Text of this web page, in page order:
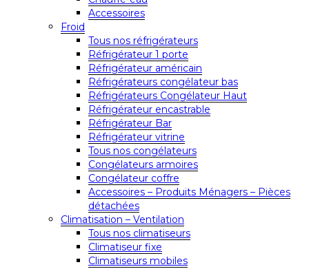
Accessoires
Froid
Tous nos réfrigérateurs
Réfrigérateur 1 porte
Réfrigérateur américain
Réfrigérateurs congélateur bas
Réfrigérateurs Congélateur Haut
Réfrigérateur encastrable
Réfrigérateur Bar
Réfrigérateur vitrine
Tous nos congélateurs
Congélateurs armoires
Congélateur coffre
Accessoires – Produits Ménagers – Pièces
détachées
Climatisation – Ventilation
Tous nos climatiseurs
Climatiseur fixe
Climatiseurs mobiles